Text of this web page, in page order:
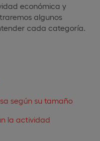
económica y
algunos
cada categoría.
según su tamaño
la actividad